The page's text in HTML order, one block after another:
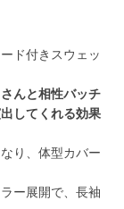
ド付きスウェッ
んと相性バッチ
してくれる効果
り、体型カバー
ー展開で、長袖